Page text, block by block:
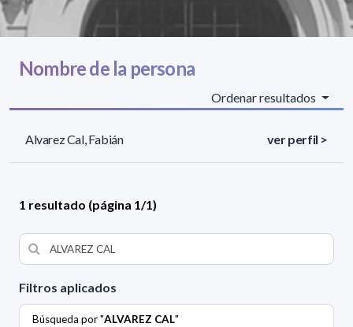
Filtros aplicados
Búsqueda por "ALVAREZ CAL"
Nombre de la persona
Ordenar resultados
Alvarez Cal, Fabián ver perfil >
1 resultado (página 1/1)